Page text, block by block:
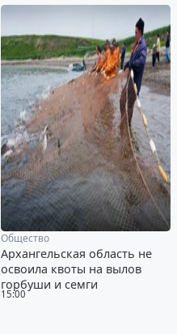
15:00
Общество
Архангельская область не
освоила квоты на вылов
горбуши и семги